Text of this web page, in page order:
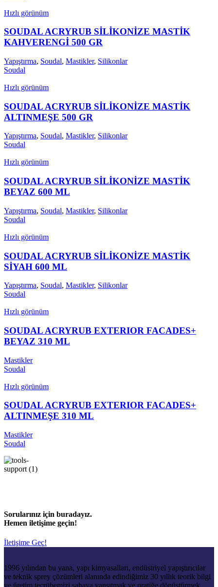
Hızlı görünüm
SOUDAL ACRYRUB SİLİKONİZE MASTİK
KAHVERENGİ 500 GR
Yapıştırma, Soudal, Mastikler, Silikonlar
Soudal
Hızlı görünüm
SOUDAL ACRYRUB SİLİKONİZE MASTİK
ALTINMEŞE 500 GR
Yapıştırma, Soudal, Mastikler, Silikonlar
Soudal
Hızlı görünüm
SOUDAL ACRYRUB SİLİKONİZE MASTİK
BEYAZ 600 ML
Yapıştırma, Soudal, Mastikler, Silikonlar
Soudal
Hızlı görünüm
SOUDAL ACRYRUB SİLİKONİZE MASTİK
SİYAH 600 ML
Yapıştırma, Soudal, Mastikler, Silikonlar
Soudal
Hızlı görünüm
SOUDAL ACRYRUB EXTERIOR FACADES+
BEYAZ 310 ML
Mastikler
Soudal
Hızlı görünüm
SOUDAL ACRYRUB EXTERIOR FACADES+
ALTINMEŞE 310 ML
Mastikler
Soudal
Sorularınız için buradayız.
Hemen iletişime geçin!
İletişime Geç!
1996 yılından bu yana, yapı kimyasalları, endüstriyel yapıştırıcılar
ve teknik sprey çözümleri alanında edindiğimiz 30 yıllık teorik bilgi
ve üretim tecrübemizi sahaya yansıtmak ve pratiğe dönüştürmek